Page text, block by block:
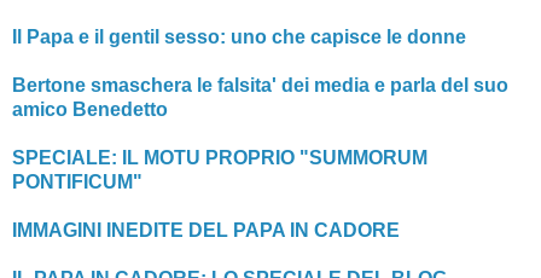
Il Papa e il gentil sesso: uno che capisce le donne
Bertone smaschera le falsita' dei media e parla del suo
amico Benedetto
SPECIALE: IL MOTU PROPRIO "SUMMORUM
PONTIFICUM"
IMMAGINI INEDITE DEL PAPA IN CADORE